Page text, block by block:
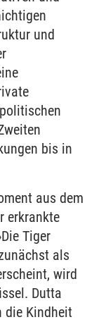
und
bis in
aus dem
erkrankte
Tiger
als
wird
Dutta
die Kindheit